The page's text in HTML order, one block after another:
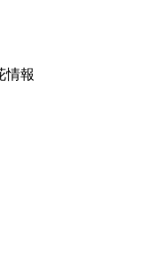
情報